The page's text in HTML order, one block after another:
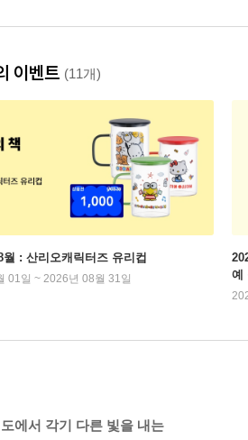
이벤트 (11개)
월 : 산리오캐릭터즈 유리컵
01일 ~ 2026년 08월 31일
예
에서 각기 다른 빛을 내는